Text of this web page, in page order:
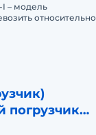
I – модель
относительно
погрузчик